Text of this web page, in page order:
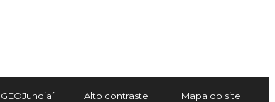
GEOJundiaí Alto contraste Mapa do site